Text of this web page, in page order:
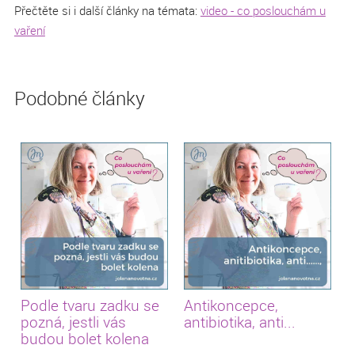
Přečtěte si i další články na témata: video - co poslouchám u
vaření
Podobné články
Podle tvaru zadku se
pozná, jestli vás
budou bolet kolena
Antikoncepce,
antibiotika, anti...